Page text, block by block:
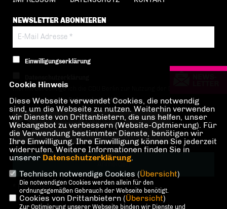
NEWSLETTER ABONNIEREN
Einwilligungserklärung
Hiermit berechtige ich die CDU Berlin zur Nutzung der Daten im Sinn
der nachfolgenden Datenschutzerklärung.*
Anti-Roboter-Verifizierung
Hier klicken
Friendly Captcha ⇗
* Pflichtfeld!
Cookie Hinweis
Diese Webseite verwendet Cookies, die notwendig
sind, um die Webseite zu nutzen. Weiterhin verwenden
wir Dienste von Drittanbietern, die uns helfen, unser
Webangebot zu verbessern (Website-Optmierung). Für
die Verwendung bestimmter Dienste, benötigen wir
Ihre Einwilligung. Ihre Einwilligung können Sie jederzeit
widerrufen. Weitere Informationen finden Sie in
unserer Datenschutzerklärung.
Technisch notwendige Cookies (Übersicht)
Die notwendigen Cookies werden allein für den
ordnungsgemäßen Gebrauch der Webseite benötigt.
Cookies von Drittanbietern (Übersicht)
Zur Optimierung unserer Webseite binden wir Dienste und